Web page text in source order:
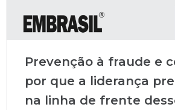
Prevenção à fraude e
por que a liderança
na linha de frente